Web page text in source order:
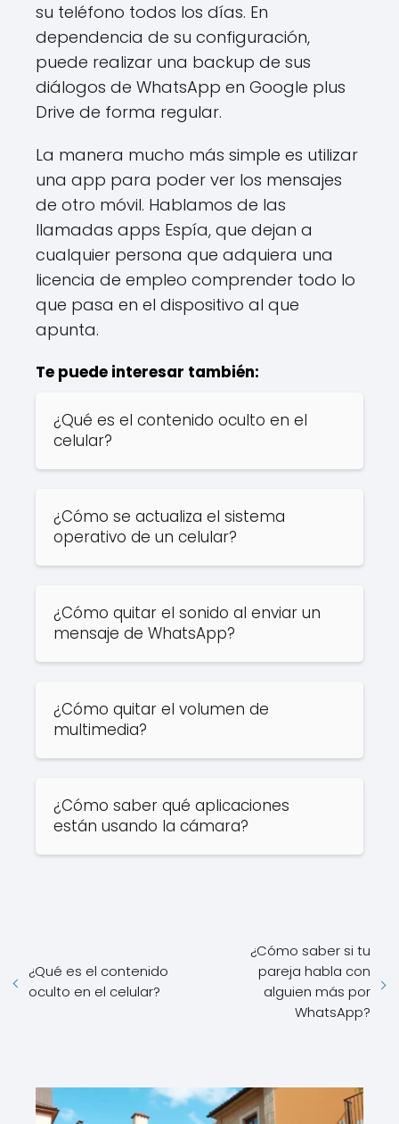
su teléfono todos los días. En
dependencia de su configuración,
puede realizar una backup de sus
diálogos de WhatsApp en Google plus
Drive de forma regular.
La manera mucho más simple es utilizar
una app para poder ver los mensajes
de otro móvil. Hablamos de las
llamadas apps Espía, que dejan a
cualquier persona que adquiera una
licencia de empleo comprender todo lo
que pasa en el dispositivo al que
apunta.
Te puede interesar también:
¿Qué es el contenido oculto en el
celular?
¿Cómo se actualiza el sistema
operativo de un celular?
¿Cómo quitar el sonido al enviar un
mensaje de WhatsApp?
¿Cómo quitar el volumen de
multimedia?
¿Cómo saber qué aplicaciones
están usando la cámara?
¿Qué es el contenido
oculto en el celular?
¿Cómo saber si tu
pareja habla con
alguien más por
WhatsApp?